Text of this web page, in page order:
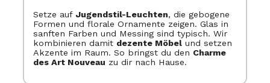
Setze auf Jugendstil-Leuchten, die gebogene
Formen und florale Ornamente zeigen. Glas in
sanften Farben und Messing sind typisch. Wir
kombinieren damit dezente Möbelund setzen
Akzente im Raum. So bringst du den Charme
des Art Nouveau zu dir nach Hause.